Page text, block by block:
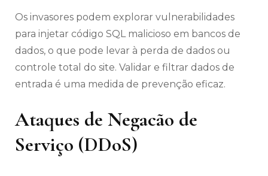
Os invasores podem explorar vulnerabilidades
para injetar código SQL malicioso em bancos de
dados, o que pode levar à perda de dados ou
controle total do site. Validar e filtrar dados de
entrada é uma medida de prevenção eficaz.
Ataques de Negacão de
Serviço (DDoS)